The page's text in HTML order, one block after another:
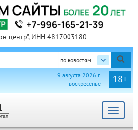
центр", ИНН 4817003180
по новостям
18+
9 августа 2026 г.
воскресенье
Toggle